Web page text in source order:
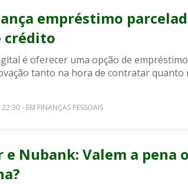
empréstimo
crédito
é oferecer uma opção de empréstimo
tanto na hora de contratar quanto
- EM FINANÇAS PESSOAIS
Nubank: Valem a pena